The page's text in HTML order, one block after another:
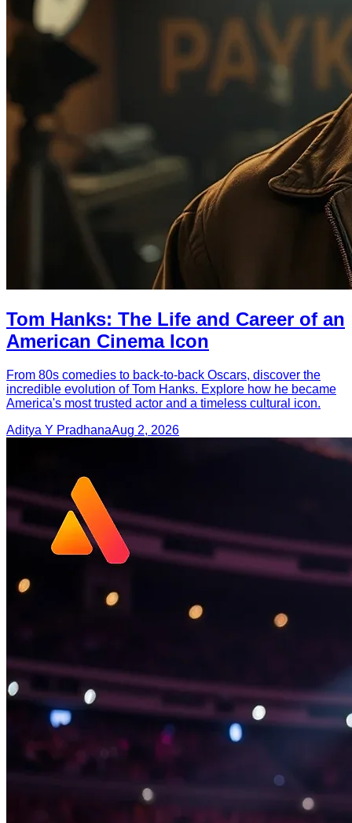
Tom Hanks: The Life and Career of an
American Cinema Icon
From 80s comedies to back-to-back Oscars, discover the
incredible evolution of Tom Hanks. Explore how he became
America's most trusted actor and a timeless cultural icon.
Aditya Y PradhanaAug 2, 2026